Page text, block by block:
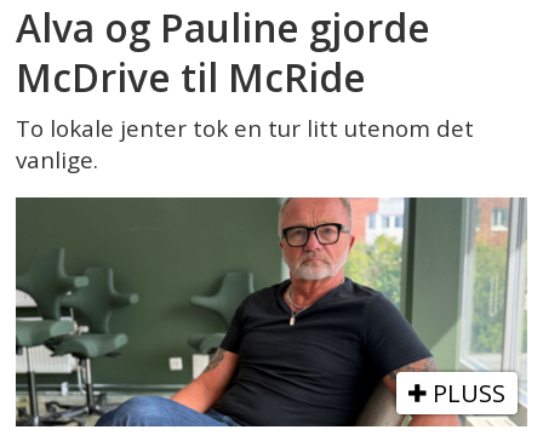
Alva og Pauline gjorde
McDrive til McRide
To lokale jenter tok en tur litt utenom det
vanlige.
PLUSS